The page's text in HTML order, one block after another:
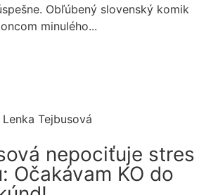
Obľúbený slovenský komik
minulého...
nepociťuje stres
Očakávam KO do